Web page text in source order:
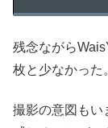
残念ながら
枚と少なかった
撮影の意図もい